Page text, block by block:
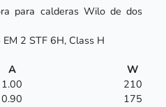
para calderas Wilode dos
2 STF 6H, Class H
A
W
1.00
210
0.90 175